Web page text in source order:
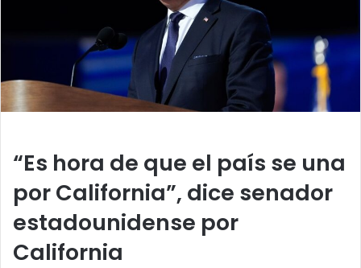
“Es hora de que el país se una
por California”, dice senador
estadounidense por
California